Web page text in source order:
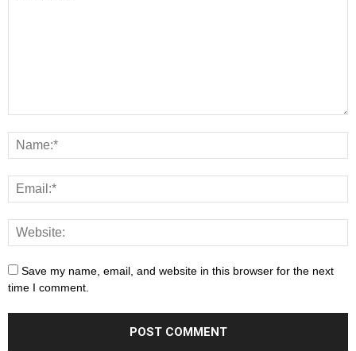
Save my name, email, and website in this browser for the next
time I comment.